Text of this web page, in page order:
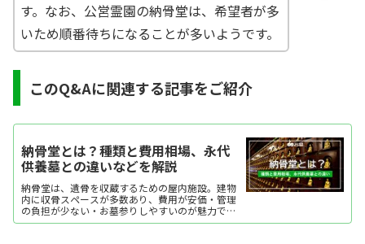
す。なお、公営霊園の納骨堂は、希望者が多
いため順番待ちになることが多いようです。
このQ&Aに関連する記事をご紹介
納骨堂とは？種類と費用相場、永代
供養墓との違いなどを解説
納骨堂は、遺骨を収蔵するための屋内施設。建物
内に収骨スペースが多数あり、費用が安価・管理
の負担が少ない・お墓参りしやすいのが魅力で
す。ここでは、納骨堂の種類や費用相場、メリッ